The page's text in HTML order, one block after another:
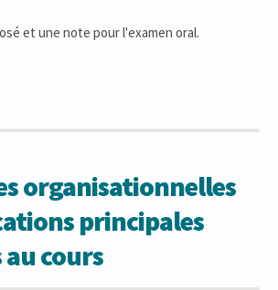
et une note pour l'examen oral.
organisationnelles
principales
cours